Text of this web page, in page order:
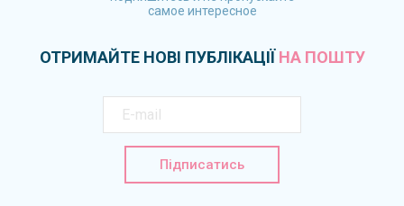
самое интересное
ОТРИМАЙТЕ НОВІ ПУБЛІКАЦІЇНА ПОШТУ
Підписатись